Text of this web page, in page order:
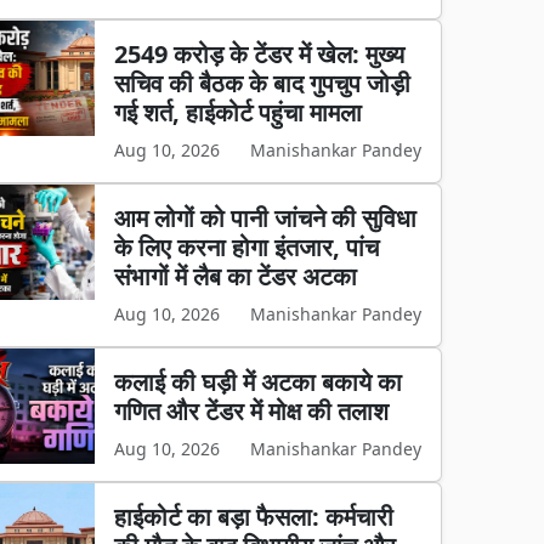
2549 करोड़ के टेंडर में खेल: मुख्य
सचिव की बैठक के बाद गुपचुप जोड़ी
गई शर्त, हाईकोर्ट पहुंचा मामला
Aug 10, 2026 Manishankar Pandey
आम लोगों को पानी जांचने की सुविधा
के लिए करना होगा इंतजार, पांच
संभागों में लैब का टेंडर अटका
Aug 10, 2026 Manishankar Pandey
कलाई की घड़ी में अटका बकाये का
गणित और टेंडर में मोक्ष की तलाश
Aug 10, 2026 Manishankar Pandey
हाईकोर्ट का बड़ा फैसला: कर्मचारी